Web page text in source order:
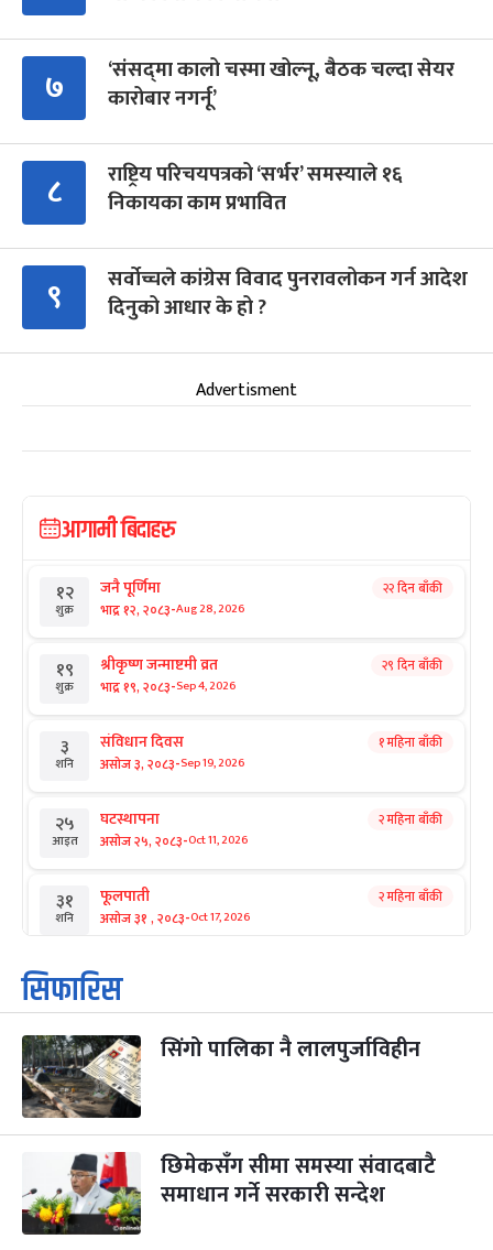
७
‘संसद्‍मा कालो चस्मा खोल्नू, बैठक चल्दा सेयर
कारोबार नगर्नू’
८
राष्ट्रिय परिचयपत्रको ‘सर्भर’ समस्याले १६
निकायका काम प्रभावित
९
सर्वोच्चले कांग्रेस विवाद पुनरावलोकन गर्न आदेश
दिनुको आधार के हो ?
Advertisment
आगामी बिदाहरु
१२
शुक्र
जनै पूर्णिमा
भाद्र १२, २०८३-Aug 28, 2026
२२ दिन बाँकी
१९
शुक्र
श्रीकृष्ण जन्माष्टमी व्रत
भाद्र १९, २०८३-Sep 4, 2026
२९ दिन बाँकी
३
शनि
संविधान दिवस
असोज ३, २०८३-Sep 19, 2026
१ महिना बाँकी
२५
आइत
घटस्थापना
असोज २५, २०८३-Oct 11, 2026
२ महिना बाँकी
३१
शनि
फूलपाती
असोज ३१ , २०८३-Oct 17, 2026
२ महिना बाँकी
१
आइत
कार्तिक सङ्क्रान्ति
कार्तिक १, २०८३
३
मंगल
महानवमी
कार्तिक ३, २०८३
२ महिना बाँकी
४
कार्तिक ४, २०८३ -Oct 21, 2026
५
बिहि
पापा‌ङ्कुशा एकादशी व्रत
कार्तिक ५, २०८३
२ महिना बाँकी
सिफारिस
सिंगो पालिका नै लालपुर्जाविहीन
छिमेकसँग सीमा समस्या संवादबाटै
समाधान गर्ने सरकारी सन्देश